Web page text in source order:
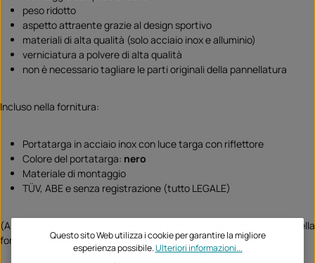
peso ridotto
aspetto attraente grazie al design sportivo
materiali di alta qualità (solo acciaio inox e alluminio)
verniciatura a polvere di alta qualità
non è necessario tagliare le parti originali della pannellatura
Incluso nella fornitura:
Portatarga in acciaio inox con luce targa con riflettore
Colore del portatarga: nero
Materiale di montaggio
TÜV, ABE e senza registrazione (tutto LEGALE)
(Alcuni degli indicatori mostrati nelle immagini non sono compresi nella
fornitura, ma possono essere ordinati presso TecBike)
Questo sito Web utilizza i cookie per garantire la migliore
esperienza possibile.Ulteriori informazioni...